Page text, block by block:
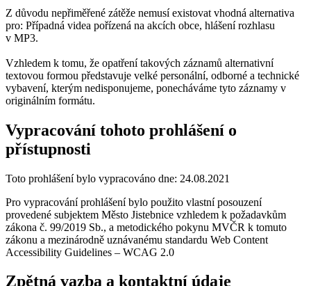
Z důvodu nepřiměřené zátěže nemusí existovat vhodná alternativa
pro: Případná videa pořízená na akcích obce, hlášení rozhlasu
v MP3.
Vzhledem k tomu, že opatření takových záznamů alternativní
textovou formou představuje velké personální, odborné a technické
vybavení, kterým nedisponujeme, ponecháváme tyto záznamy v
originálním formátu.
Vypracování tohoto prohlášení o
přístupnosti
Toto prohlášení bylo vypracováno dne: 24.08.2021
Pro vypracování prohlášení bylo použito vlastní posouzení
provedené subjektem Město Jistebnice vzhledem k požadavkům
zákona č. 99/2019 Sb., a metodického pokynu MVČR k tomuto
zákonu a mezinárodně uznávanému standardu Web Content
Accessibility Guidelines – WCAG 2.0
Zpětná vazba a kontaktní údaje